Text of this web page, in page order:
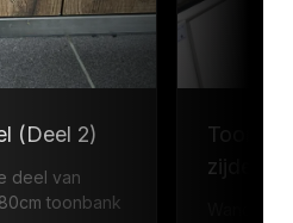
(Deel 2)
deel van
toonbank
zijde